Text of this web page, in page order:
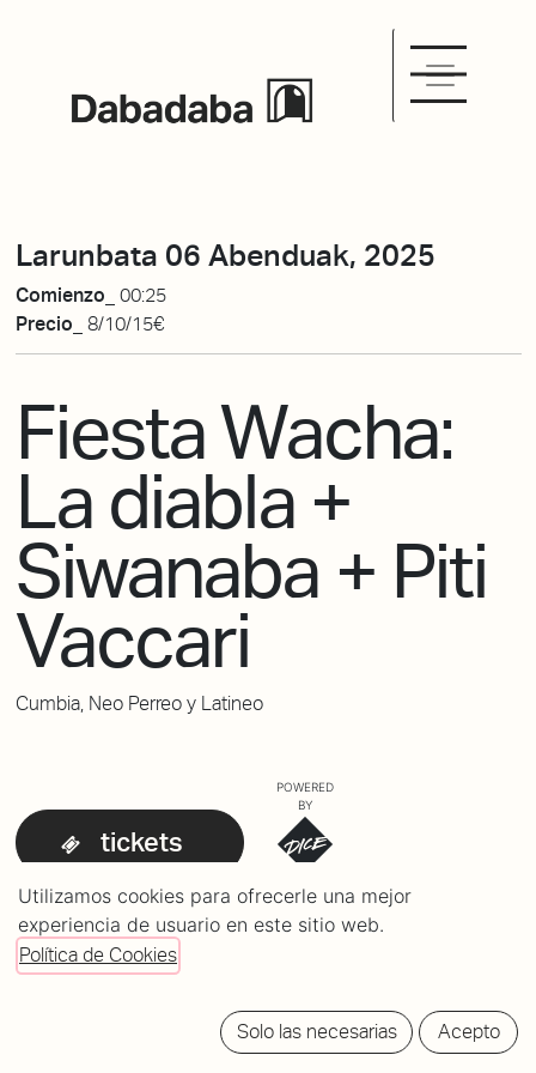
Larunbata 06 Abenduak, 2025
Comienzo_ 00:25
Precio_ 8/10/15€
Fiesta Wacha:
La diabla +
Siwanaba + Piti
Vaccari
Cumbia, Neo Perreo y Latineo
tickets
POWERED
BY
Utilizamos cookies para ofrecerle una mejor
experiencia de usuario en este sitio web.
Política de Cookies
Solo las necesarias Acepto